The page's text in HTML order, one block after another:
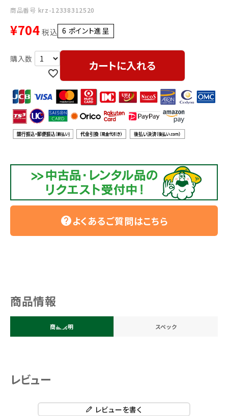
メールでのお問い合わせ
info@agriz.net
FAXでのご注文
0739-72-4532 24時間受付
商品番号 krz-12338312520
¥704税込 6 ポイント進呈 ]
カートに入れる
helpよくあるご質問はこちら
商品情報
商品説明 スペック
レビュー
レビューを書く